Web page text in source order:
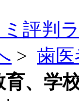
評判
> 歯
育、学